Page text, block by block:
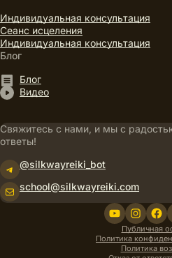
Индивидуальная консультация
Сеанс исцеления
Индивидуальная консультация
Блог
Блог
Видео
Свяжитесь с нами, и мы с
ответы!
Telegram @silkwayreiki_bot
Почта school@silkwayreiki.com
YouTube Instagram Facebook
Публичная
Политика
Политика